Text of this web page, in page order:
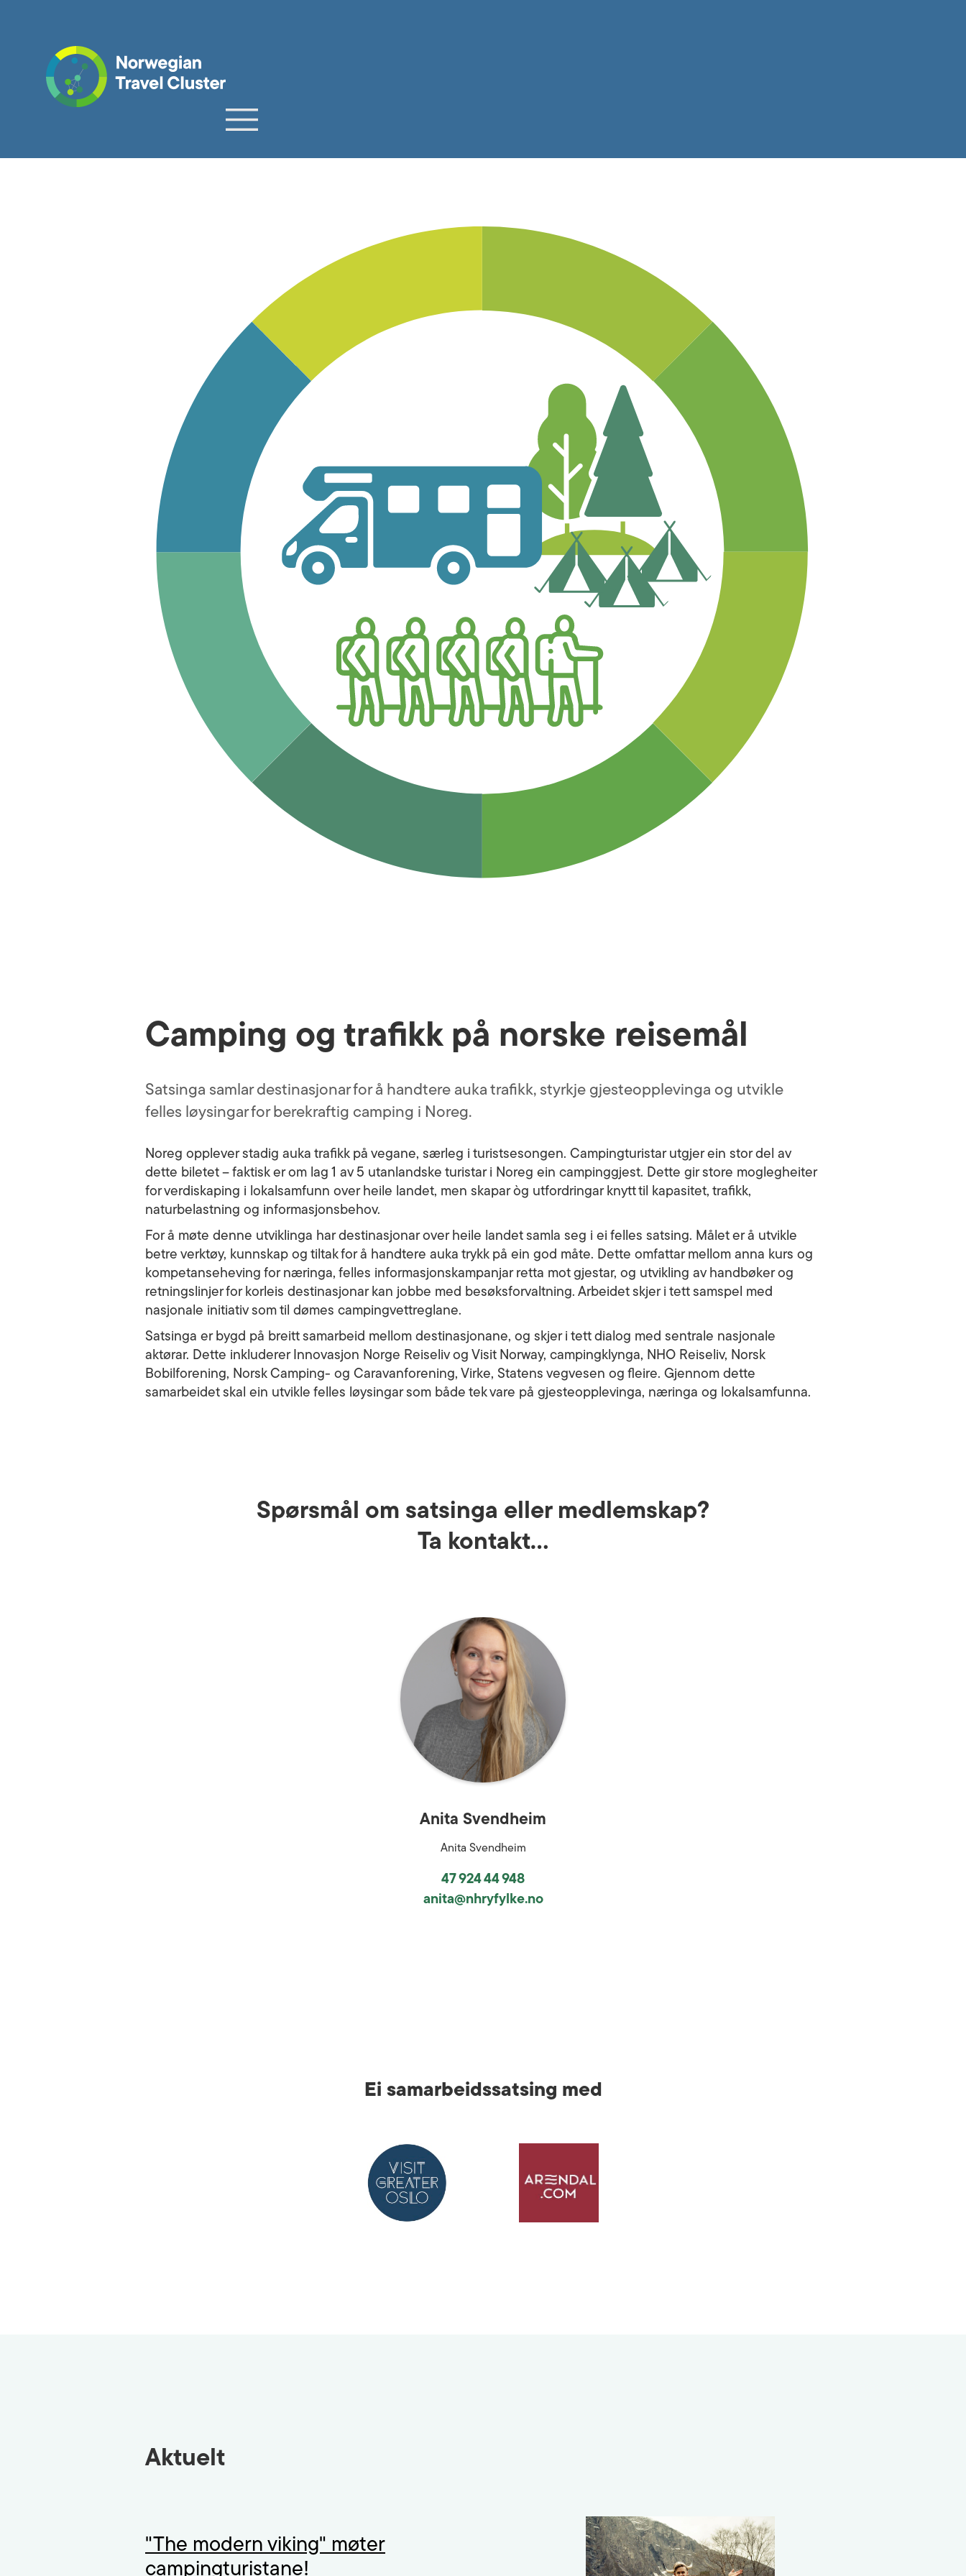
Camping og trafikk på norske reisemål
Satsinga samlar destinasjonar for å handtere auka trafikk, styrkje gjesteopplevinga og utvikle
felles løysingar for berekraftig camping i Noreg.
Noreg opplever stadig auka trafikk på vegane, særleg i turistsesongen. Campingturistar utgjer ein stor del av
dette biletet – faktisk er om lag 1 av 5 utanlandske turistar i Noreg ein campinggjest. Dette gir store moglegheiter
for verdiskaping i lokalsamfunn over heile landet, men skapar òg utfordringar knytt til kapasitet, trafikk,
naturbelastning og informasjonsbehov.
For å møte denne utviklinga har destinasjonar over heile landet samla seg i ei felles satsing. Målet er å utvikle
betre verktøy, kunnskap og tiltak for å handtere auka trykk på ein god måte. Dette omfattar mellom anna kurs og
kompetanseheving for næringa, felles informasjonskampanjar retta mot gjestar, og utvikling av handbøker og
retningslinjer for korleis destinasjonar kan jobbe med besøksforvaltning. Arbeidet skjer i tett samspel med
nasjonale initiativ som til dømes campingvettreglane.
Satsinga er bygd på breitt samarbeid mellom destinasjonane, og skjer i tett dialog med sentrale nasjonale
aktørar. Dette inkluderer Innovasjon Norge Reiseliv og Visit Norway, campingklynga, NHO Reiseliv, Norsk
Bobilforening, Norsk Camping- og Caravanforening, Virke, Statens vegvesen og fleire. Gjennom dette
samarbeidet skal ein utvikle felles løysingar som både tek vare på gjesteopplevinga, næringa og lokalsamfunna.
Spørsmål om satsinga eller medlemskap?
Ta kontakt…
Anita Svendheim
Anita Svendheim
47 924 44 948
anita@nhryfylke.no
Ei samarbeidssatsing med
Aktuelt
"The modern viking" møter
campingturistane!